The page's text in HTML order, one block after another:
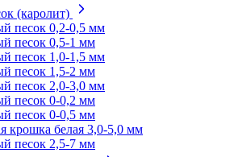
(каролит)
песок 0,2-0,5 мм
песок 0,5-1 мм
песок 1,0-1,5 мм
песок 1,5-2 мм
песок 2,0-3,0 мм
песок 0-0,2 мм
песок 0-0,5 мм
крошка белая 3,0-5,0 мм
песок 2,5-7 мм